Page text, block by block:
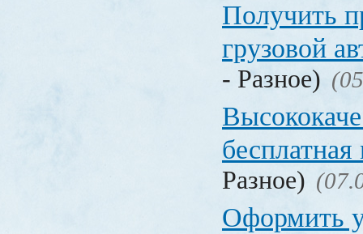
Получить
грузовой
- Разное)
Разное)
Оформить